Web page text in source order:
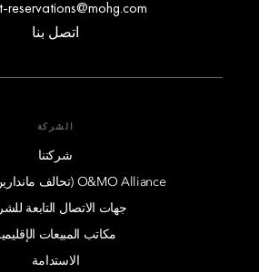
reservations@mohg.com
اتصل بنا
الشركة
شركتنا
O&MO Alliance (تحالف ماندارين وأوبروي)
جهات الاتصال التابعة
مكاتب المبيعات
الاستدامة